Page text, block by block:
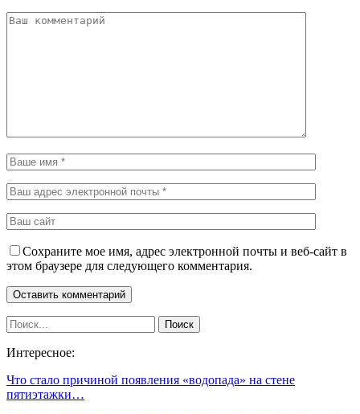
Сохраните мое имя, адрес электронной почты и веб-сайт в
этом браузере для следующего комментария.
Интересное:
Что стало причиной появления «водопада» на стене
пятиэтажки…